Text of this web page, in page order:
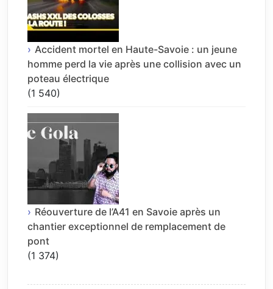
Accident mortel en Haute-Savoie : un jeune
homme perd la vie après une collision avec un
poteau électrique
(1 540)
Réouverture de l’A41 en Savoie après un
chantier exceptionnel de remplacement de
pont
(1 374)